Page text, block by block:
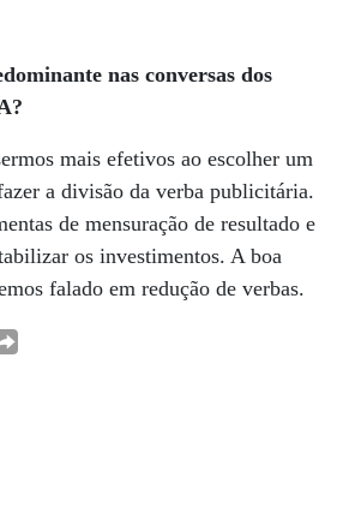
nas conversas dos
mais efetivos ao escolher um
a divisão da verba publicitária.
de mensuração de resultado e
os investimentos. A boa
falado em redução de verbas.